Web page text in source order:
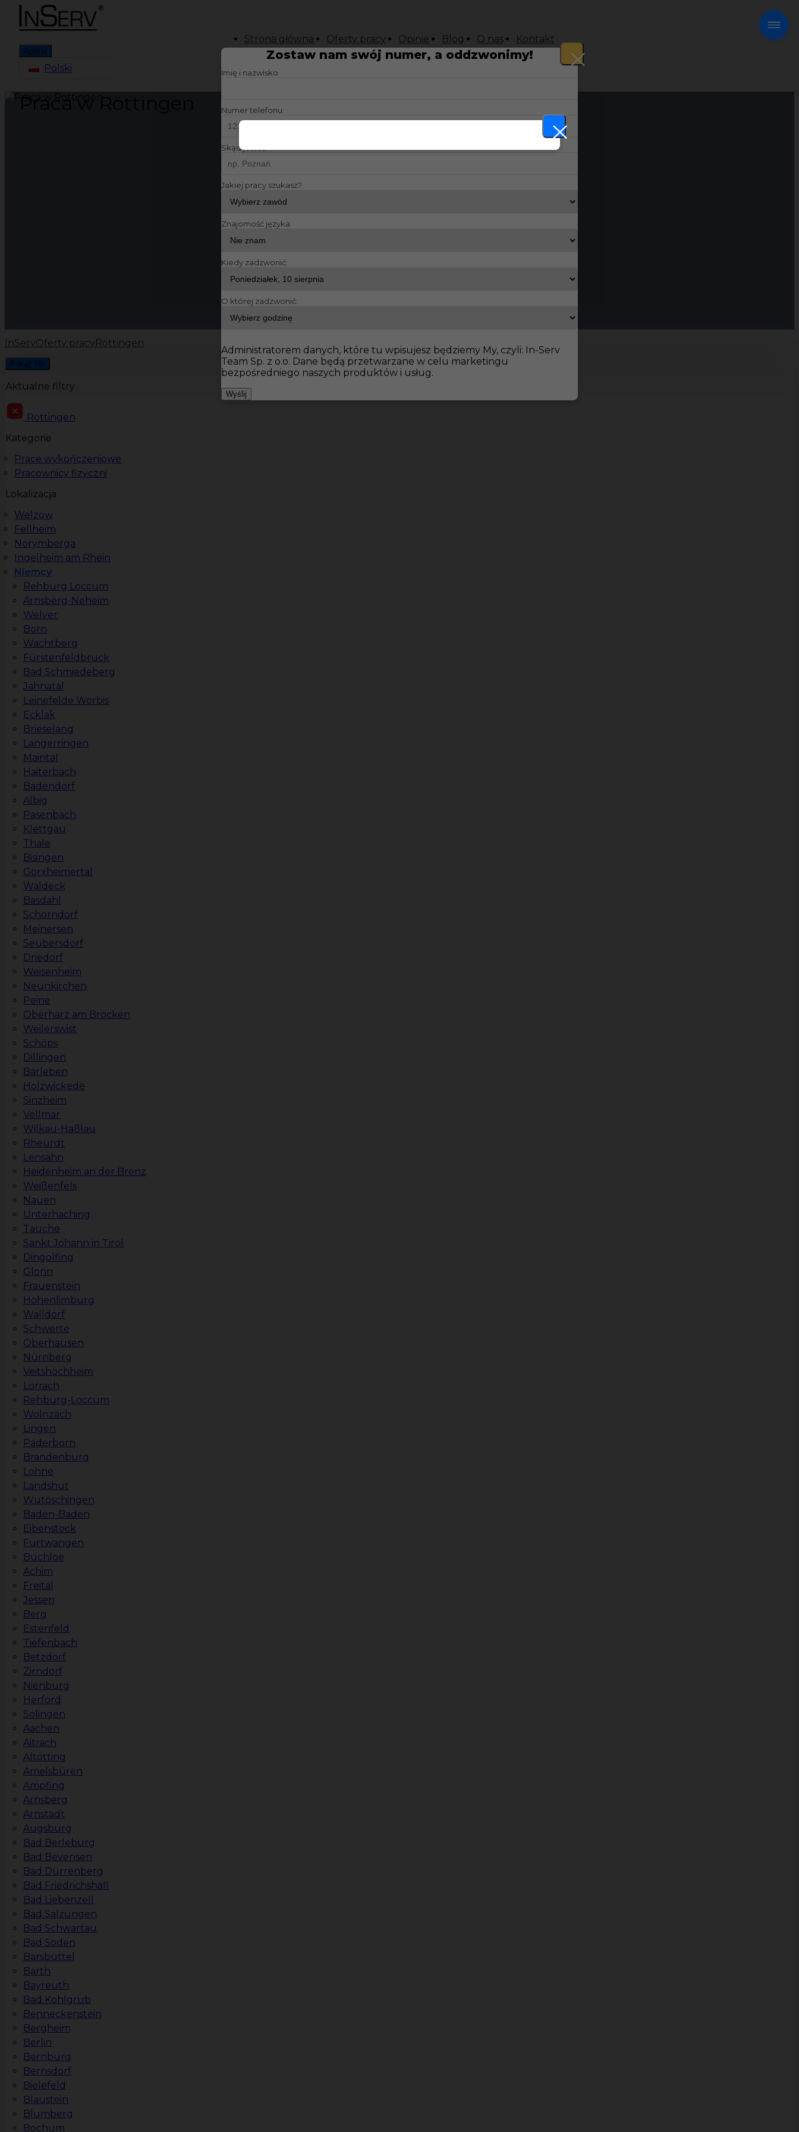
Strona główna Oferty pracy Opinie Blog O nas Kontakt
Aplikuj
Polski
InServOferty pracy Röttingen
Pokaż filtr
Aktualne filtry
Röttingen
Kategorie
Prace wykończeniowe
Pracownicy fizyczni
Lokalizacja
Welzow
Fellheim
Norymberga
Ingelheim am Rhein
Niemcy
Rehburg Loccum
Arnsberg-Neheim
Welver
Born
Wachtberg
Fürstenfeldbruck
Bad Schmiedeberg
Jahnatal
Leinefelde Worbis
Ecklak
Brieselang
Langerringen
Maintal
Haiterbach
Badendorf
Albig
Pasenbach
Klettgau
Thale
Bisingen
Gorxheimertal
Waldeck
Basdahl
Schorndorf
Meinersen
Seubersdorf
Driedorf
Weisenheim
Neunkirchen
Peine
Oberharz am Brocken
Weilerswist
Schöps
Dillingen
Barleben
Holzwickede
Sinzheim
Vellmar
Wilkau-Haßlau
Rheurdt
Lensahn
Heidenheim an der Brenz
Weißenfels
Nauen
Unterhaching
Tauche
Sankt Johann in Tirol
Dingolfing
Glonn
Frauenstein
Hohenlimburg
Walldorf
Schwerte
Oberhausen
Nürnberg
Veitshöchheim
Lörrach
Rehburg-Loccum
Wolnzach
Lingen
Paderborn
Brandenburg
Lohne
Landshut
Wutöschingen
Baden-Baden
Eibenstock
Furtwangen
Buchloe
Achim
Freital
Jessen
Berg
Estenfeld
Tiefenbach
Betzdorf
Zirndorf
Nienburg
Herford
Solingen
Aachen
Aitrach
Altötting
Amelsbüren
Ampfing
Arnsberg
Arnstadt
Augsburg
Bad Berleburg
Bad Bevensen
Bad Dürrenberg
Bad Friedrichshall
Bad Liebenzell
Bad Salzungen
Bad Schwartau
Bad Soden
Barsbüttel
Barth
Bayreuth
Bad Kohlgrub
Benneckenstein
Bergheim
Berlin
Bernburg
Bernsdorf
Bielefeld
Blaustein
Blumberg
Bochum
Zostaw nam swój numer, a oddzwonimy!
Imię i nazwisko
Numer telefonu:
Skąd jesteś?:
Jakiej pracy szukasz?
Znajomość języka
Kiedy zadzwonić:
O której zadzwonić:
Administratorem danych, które tu wpisujesz będziemy My, czyli: In-Serv
Team Sp. z o.o. Dane będą przetwarzane w celu marketingu
bezpośredniego naszych produktów i usług.
Wyślij